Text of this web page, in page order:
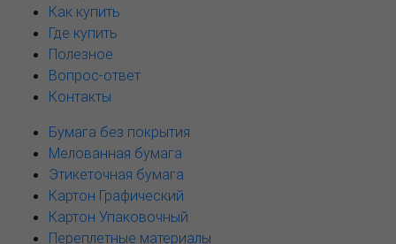
Как купить
Где купить
Полезное
Вопрос-ответ
Контакты
Бумага без покрытия
Мелованная бумага
Этикеточная бумага
Картон Графический
Картон Упаковочный
Переплетные материалы